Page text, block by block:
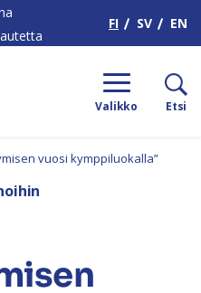
FI SV EN
Valikko Etsi
vuosi kymppiluokalla”